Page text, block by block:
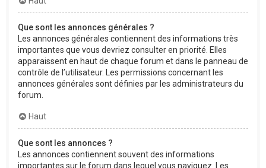
Que sont les annonces générales ?
Les annonces générales contiennent des informations très
importantes que vous devriez consulter en priorité. Elles
apparaissent en haut de chaque forum et dans le panneau de
contrôle de l’utilisateur. Les permissions concernant les
annonces générales sont définies par les administrateurs du
forum.
Haut
Que sont les annonces ?
Les annonces contiennent souvent des informations
importantes sur le forum dans lequel vous naviguez. Les